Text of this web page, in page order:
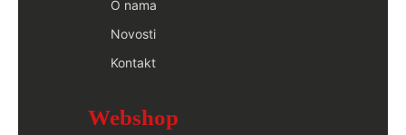
O nama
Novosti
Kontakt
Webshop